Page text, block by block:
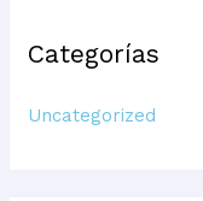
Categorías
Uncategorized